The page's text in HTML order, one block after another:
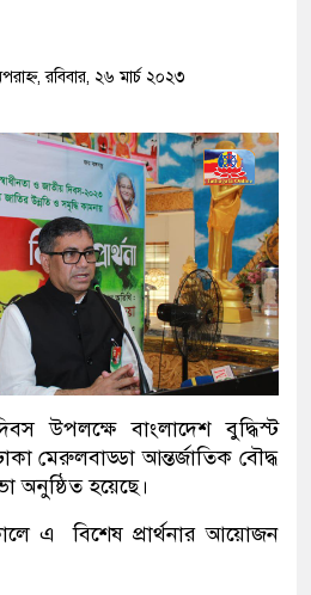
রবিবার, ২৬ মার্চ ২০২৩
উপলক্ষে বাংলাদেশ বুদ্ধিস্ট
মেরুলবাড্ডা আন্তর্জাতিক বৌদ্ধ
অনুষ্ঠিত হয়েছে।
এ বিশেষ প্রার্থনার আয়োজন